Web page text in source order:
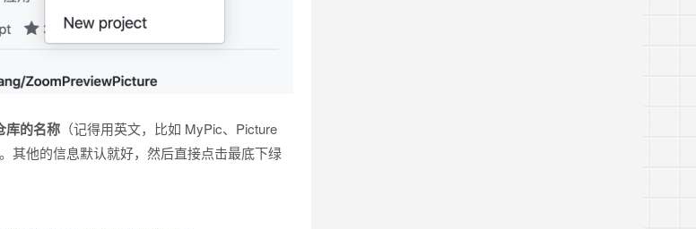
库的名称 （记得用英文，比如 MyPic、Picture
其他的信息默认就好，然后直接点击最底下绿